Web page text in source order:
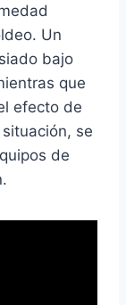
Un
bajo
que
efecto de
se
de